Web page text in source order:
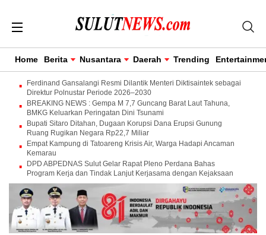
Home Berita Nusantara Daerah Trending
Ferdinand Gansalangi Resmi Dilantik Menteri Diktisaintek sebagai
Direktur Polnustar Periode 2026–2030
BREAKING NEWS : Gempa M 7,7 Guncang Barat Laut Tahuna,
BMKG Keluarkan Peringatan Dini Tsunami
Bupati Sitaro Ditahan, Dugaan Korupsi Dana Erupsi Gunung
Ruang Rugikan Negara Rp22,7 Miliar
Empat Kampung di Tatoareng Krisis Air, Warga Hadapi Ancaman
Kemarau
DPD ABPEDNAS Sulut Gelar Rapat Pleno Perdana Bahas
Program Kerja dan Tindak Lanjut Kerjasama dengan Kejaksaan